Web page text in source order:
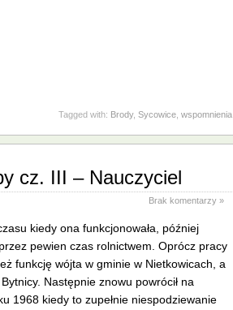
Tagged with: Brody, Sycowice wspomnienia
cz. III – Nauczyciel
Brak komentarzy »
kiedy ona funkcjonowała, później
pewien czas rolnictwem. Oprócz pracy
funkcję wójta w gminie w Nietkowicach, a
Następnie znowu powrócił na
1968 kiedy to zupełnie niespodziewanie